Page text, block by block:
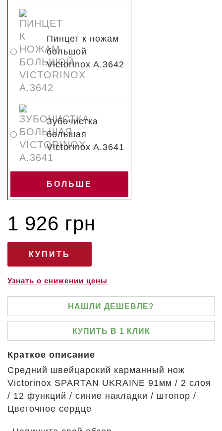
Пинцет к ножам
большой
Victorinox A.3642
Зубочистка
большая
Victorinox A.3641
БОЛЬШЕ
1 926 грн
Узнать о снижении цены
НАШЛИ ДЕШЕВЛЕ?
КУПИТЬ В 1 КЛИК
Краткое описание
Средний швейцарский карманный нож
Victorinox SPARTAN UKRAINE 91мм / 2 слоя
/ 12 функций / синие накладки / штопор /
Цветочное сердце